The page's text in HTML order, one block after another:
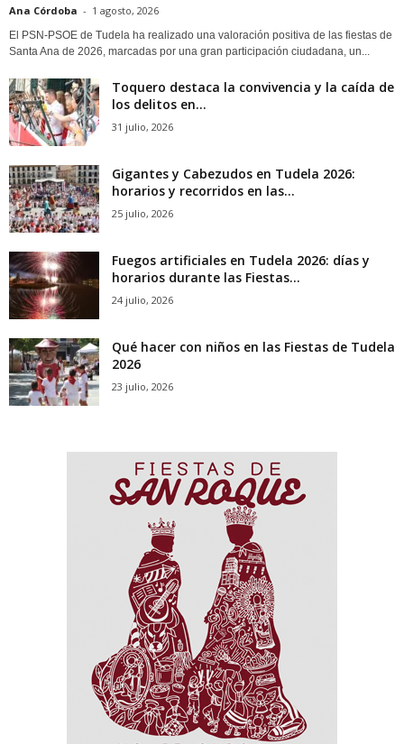
Ana Córdoba - 1 agosto, 2026
El PSN-PSOE de Tudela ha realizado una valoración positiva de las fiestas de
Santa Ana de 2026, marcadas por una gran participación ciudadana, un...
Toquero destaca la convivencia y la caída de
los delitos en...
31 julio, 2026
Gigantes y Cabezudos en Tudela 2026:
horarios y recorridos en las...
25 julio, 2026
Fuegos artificiales en Tudela 2026: días y
horarios durante las Fiestas...
24 julio, 2026
Qué hacer con niños en las Fiestas de Tudela
2026
23 julio, 2026